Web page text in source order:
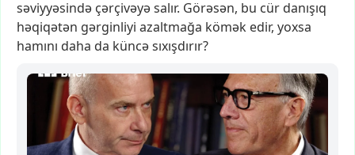
səviyyəsində çərçivəyəsalır. Görəsən, bu cür danışıq
həqiqətən gərginliyi azaltmağa kömək edir, yoxsa
hamını daha da küncəsıxışdırır?